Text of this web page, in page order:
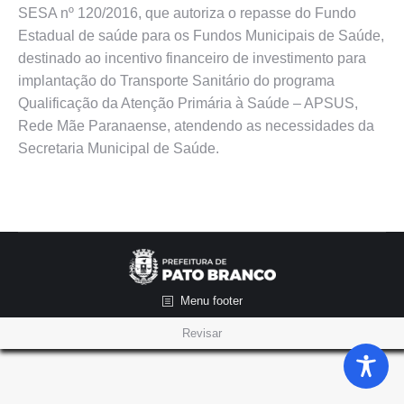
SESA nº 120/2016, que autoriza o repasse do Fundo
Estadual de saúde para os Fundos Municipais de Saúde,
destinado ao incentivo financeiro de investimento para
implantação do Transporte Sanitário do programa
Qualificação da Atenção Primária à Saúde – APSUS,
Rede Mãe Paranaense, atendendo as necessidades da
Secretaria Municipal de Saúde.
Menu footer
Revisar